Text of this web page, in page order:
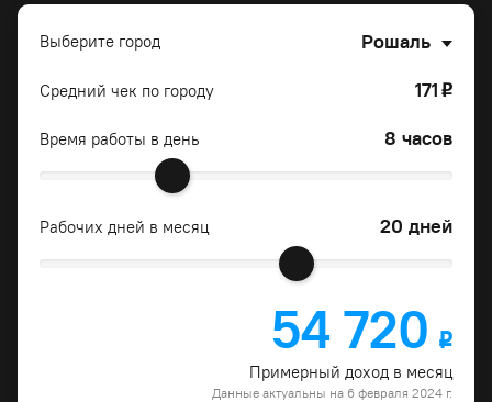
Выберите город Рошаль
Средний чек по городу 171 o
Время работы в день 8 часов
Рабочих дней в месяц 20 дней
Примерный доход в месяц
54 720 o
Данные актуальны на 6 февраля 2024 г.